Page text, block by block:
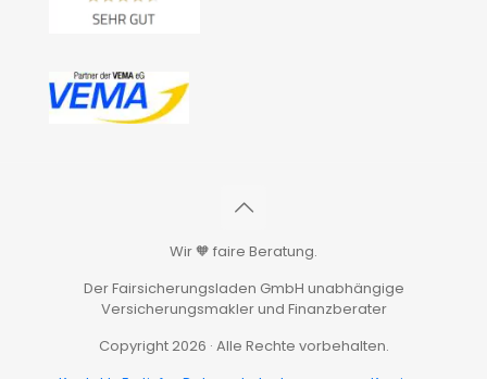
Wir 🧡 faire Beratung.
Der Fairsicherungsladen GmbH unabhängige
Versicherungsmakler und Finanzberater
Copyright 2026 · Alle Rechte vorbehalten.